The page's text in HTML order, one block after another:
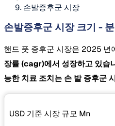
손발증후군 시장
손발증후군 시장 크기 -
핸드 풋 증후군 시장은 2025 년
장률(cagr)에서 성장하고 있습
능한 치료 조치는 손 발 증후군
USD 기준 시장 규모 Mn